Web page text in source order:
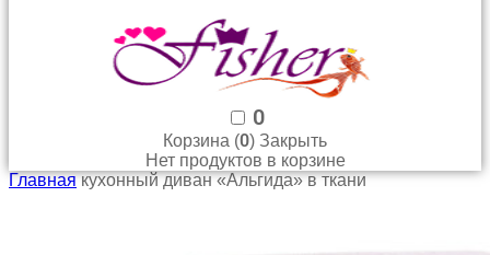
0
Корзина (0) Закрыть
Нет продуктов в корзине
Главная кухонный диван «Альгида» в ткани